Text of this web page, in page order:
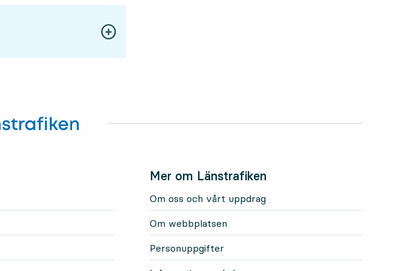
Mer om Länstrafiken
Om oss och vårt uppdrag
Om webbplatsen
Personuppgifter